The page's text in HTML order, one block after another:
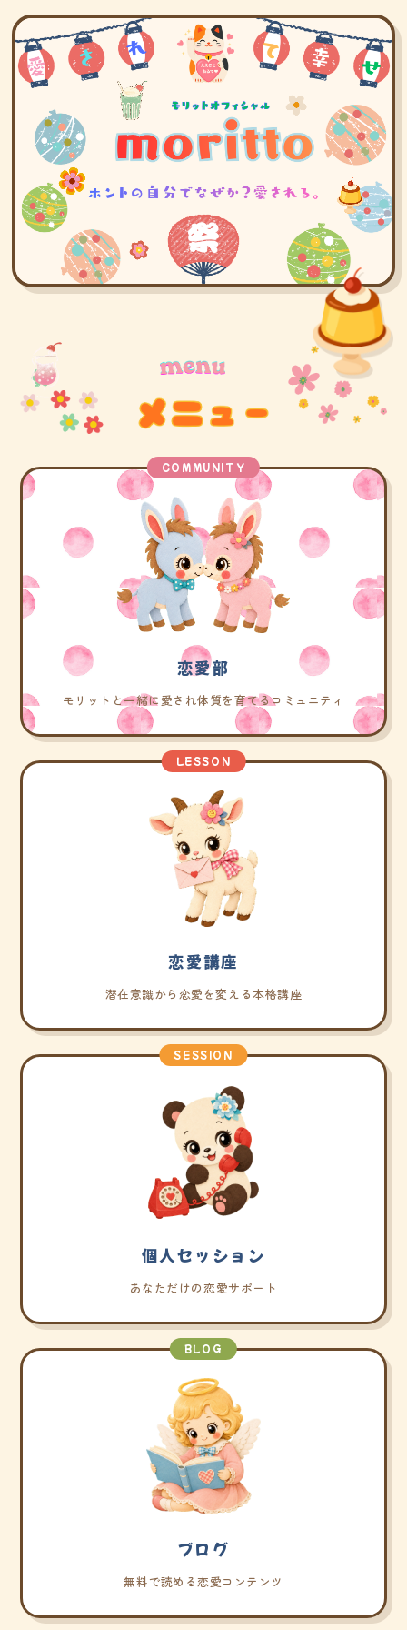
COMMUNITY
恋愛部
モリットと一緒に愛され体質を育てるコミュニティ
LESSON
恋愛講座
潜在意識から恋愛を変える本格講座
SESSION
個人セッション
あなただけの恋愛サポート
BLOG
ブログ
無料で読める恋愛コンテンツ